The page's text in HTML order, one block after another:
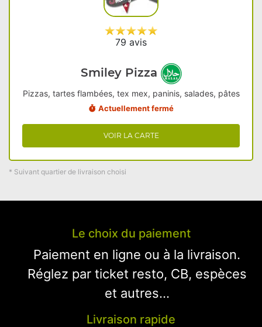
79 avis
Smiley Pizza
Pizzas, tartes flambées, tex mex, paninis, salades, pâtes
Actuellement fermé
VOIR LA CARTE
* Suivant quartier de livraison choisi
Le choix du paiement
Paiement en ligne ou à la livraison.
Réglez par ticket resto, CB, espèces
et autres...
Livraison rapide